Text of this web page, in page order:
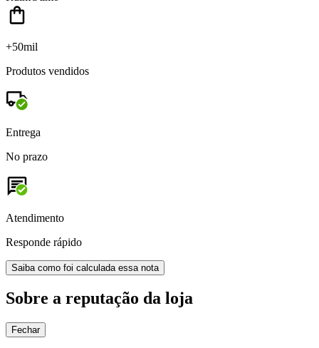
+50mil
Produtos vendidos
Entrega
No prazo
Atendimento
Responde rápido
Saiba como foi calculada essa nota
Sobre a reputação da loja
Fechar